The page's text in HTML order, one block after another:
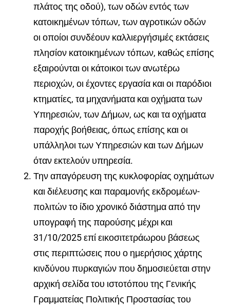
πλάτος της οδού), των οδών εντός των
κατοικημένων τόπων, των αγροτικών οδών
οι οποίοι συνδέουν καλλιεργήσιμές εκτάσεις
πλησίον κατοικημένων τόπων, καθώς επίσης
εξαιρούνται οι κάτοικοι των ανωτέρω
περιοχών, οι έχοντες εργασία και οι παρόδιοι
κτηματίες, τα μηχανήματα και οχήματα των
Υπηρεσιών, των Δήμων, ως και τα οχήματα
παροχής βοήθειας, όπως επίσης και οι
υπάλληλοι των Υπηρεσιών και των Δήμων
όταν εκτελούν υπηρεσία.
Την απαγόρευση της κυκλοφορίας οχημάτων
και διέλευσης και παραμονής εκδρομέων-
πολιτών το ίδιο χρονικό διάστημα από την
υπογραφή της παρούσης μέχρι και
31/10/2025 επί εικοσιτετράωρου βάσεως
στις περιπτώσεις που ο ημερήσιος χάρτης
κινδύνου πυρκαγιών που δημοσιεύεται στην
αρχική σελίδα του ιστοτόπου της Γενικής
Γραμματείας Πολιτικής Προστασίας του